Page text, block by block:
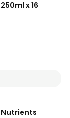
x 16
Nutrients